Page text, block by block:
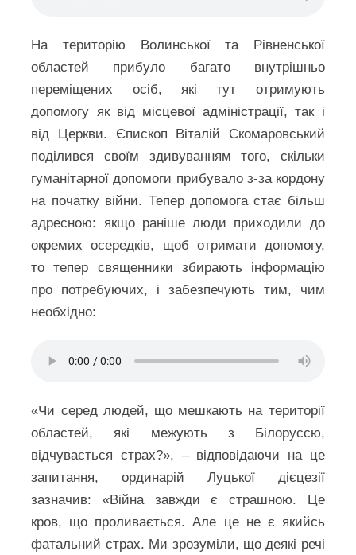
На територію Волинської та Рівненської
областей прибуло багато внутрішньо
переміщених осіб, які тут отримують
допомогу як від місцевої адміністрації, так і
від Церкви. Єпископ Віталій Скомаровський
поділився своїм здивуванням того, скільки
гуманітарної допомоги прибувало з-за кордону
на початку війни. Тепер допомога стає більш
адресною: якщо раніше люди приходили до
окремих осередків, щоб отримати допомогу,
то тепер священники збирають інформацію
про потребуючих, і забезпечують тим, чим
необхідно:
«Чи серед людей, що мешкають на території
областей, які межують з Білоруссю,
відчувається страх?», – відповідаючи на це
запитання, ординарій Луцької дієцезії
зазначив: «Війна завжди є страшною. Це
кров, що проливається. Але це не є якийсь
фатальний страх. Ми зрозуміли, що деякі речі